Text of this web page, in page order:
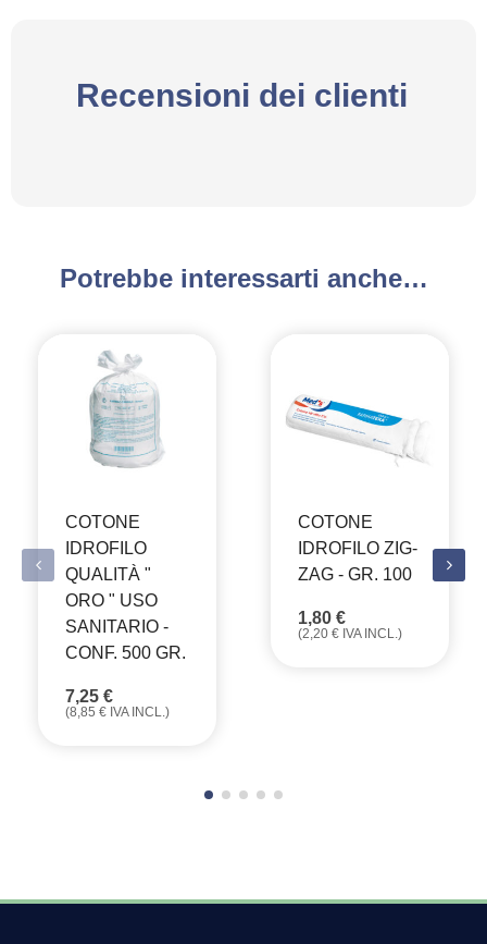
Recensioni dei clienti
Potrebbe interessarti anche…
COTONE
IDROFILO
QUALITÀ "
ORO " USO
SANITARIO -
CONF. 500 GR.
7,25 €
(8,85 € IVA INCL.)
COTONE
IDROFILO ZIG-
ZAG - GR. 100
1,80 €
(2,20 € IVA INCL.)